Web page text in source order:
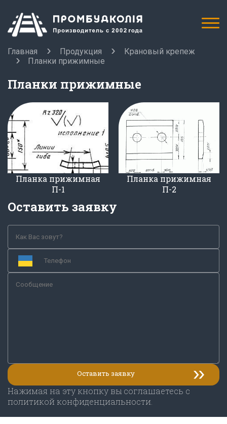
Главная Продукция
Крановый крепеж
Планки прижимные
Планки прижимные
Планка прижимная
П-1
Планка прижимная
П-2
Оставить заявку
Нажимая на эту кнопку вы соглашаетесь с
политикой конфиденциальности.